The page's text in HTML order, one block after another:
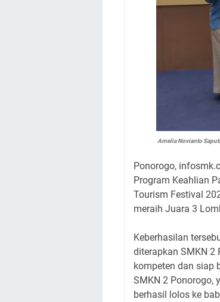
Amelia Novianto
Ponorogo,
Program Keahlian
Tourism Festival
meraih Juara 3
Keberhasilan
diterapkan SMKN 2
kompeten dan siap
SMKN 2 Ponorogo,
berhasil lolos ke